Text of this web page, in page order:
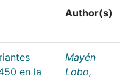
Author(s)
en la
Mayén
Lobo,